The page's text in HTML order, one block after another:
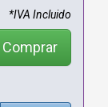
*IVA Incluido
Comprar